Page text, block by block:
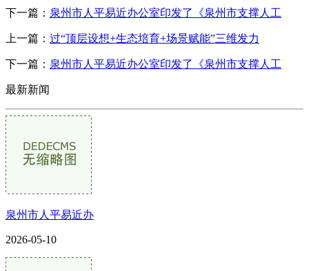
下一篇： 泉州市人平易近办公室印发了《泉州市支撑人工
上一篇： 过“顶层设想+生态培育+场景赋能”三维发力
下一篇： 泉州市人平易近办公室印发了《泉州市支撑人工
最新新闻
泉州市人平易近办
2026-05-10